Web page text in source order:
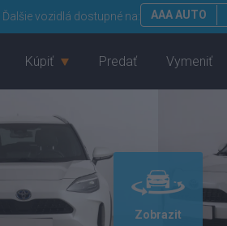
Ďalšie vozidlá dostupné na: AAA AUTO
Kúpiť Predať Vymeniť
Zobrazit